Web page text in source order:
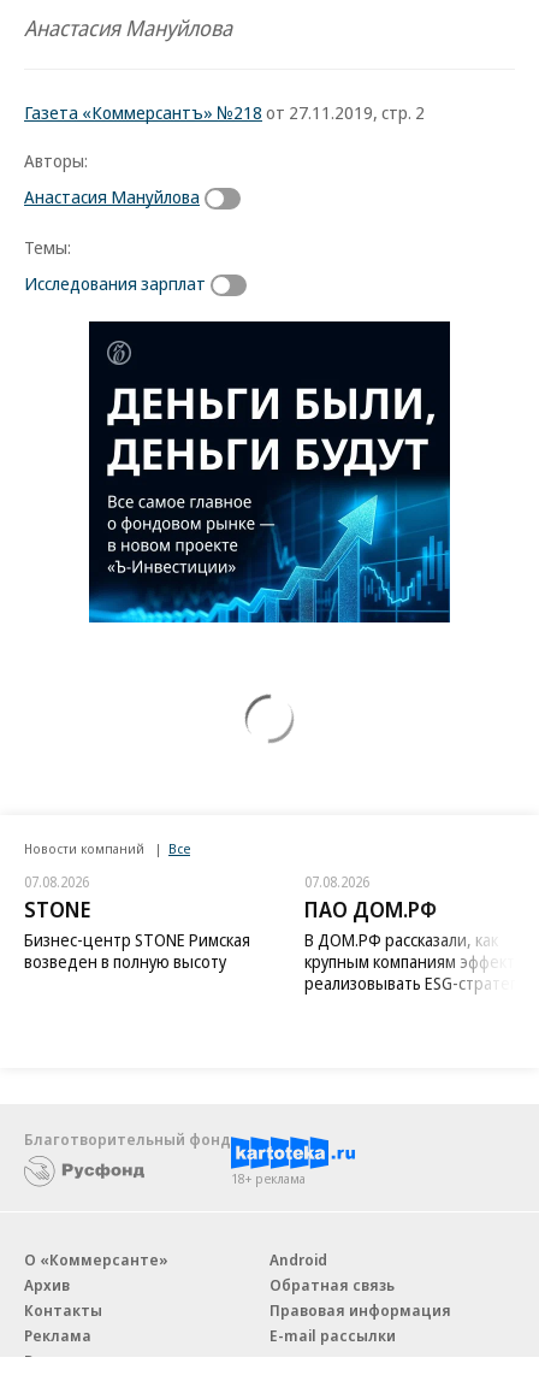
Анастасия Мануйлова
Газета «Коммерсантъ» №218 от 27.11.2019, стр. 2
Авторы:
Анастасия Мануйлова
Темы:
Исследования зарплат
Новости компаний Все
07.08.2026
STONE
Бизнес-центр STONE Римская
возведен в полную высоту
07.08.2026
ПАО ДОМ.РФ
В ДОМ.РФ рассказали, как
крупным компаниям
реализовывать ESG-стратегию
Благотворительный фонд
18+ реклама
О «Коммерсанте»
Архив
Контакты
Реклама
Вакансии
Android
Обратная связь
Правовая информация
E-mail рассылки